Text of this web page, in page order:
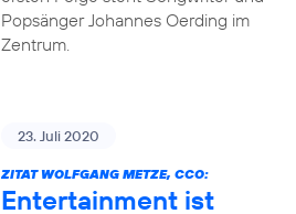
Popsänger Johannes Oerding im
Zentrum.
23. Juli 2020
ZITAT WOLFGANG METZE, CCO:
Entertainment ist